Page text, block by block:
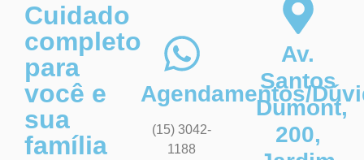
Cuidado
completo
para
você e
sua
família
Agendamentos/
(15) 3042-
1188
Av.
Santos
Dumont,
200,